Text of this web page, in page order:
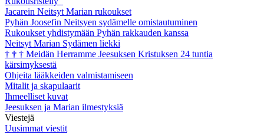
Jacarein Neitsyt Marian rukoukset
Pyhän Joosefin Neitsyen sydämelle omistautuminen
Rukoukset yhdistymään Pyhän rakkauden kanssa
Neitsyt Marian Sydämen liekki
† † † Meidän Herramme Jeesuksen Kristuksen 24 tuntia
kärsimyksestä
Ohjeita lääkkeiden valmistamiseen
Mitalit ja skapulaarit
Ihmeelliset kuvat
Jeesuksen ja Marian ilmestyksiä
Viestejä
Uusimmat viestit